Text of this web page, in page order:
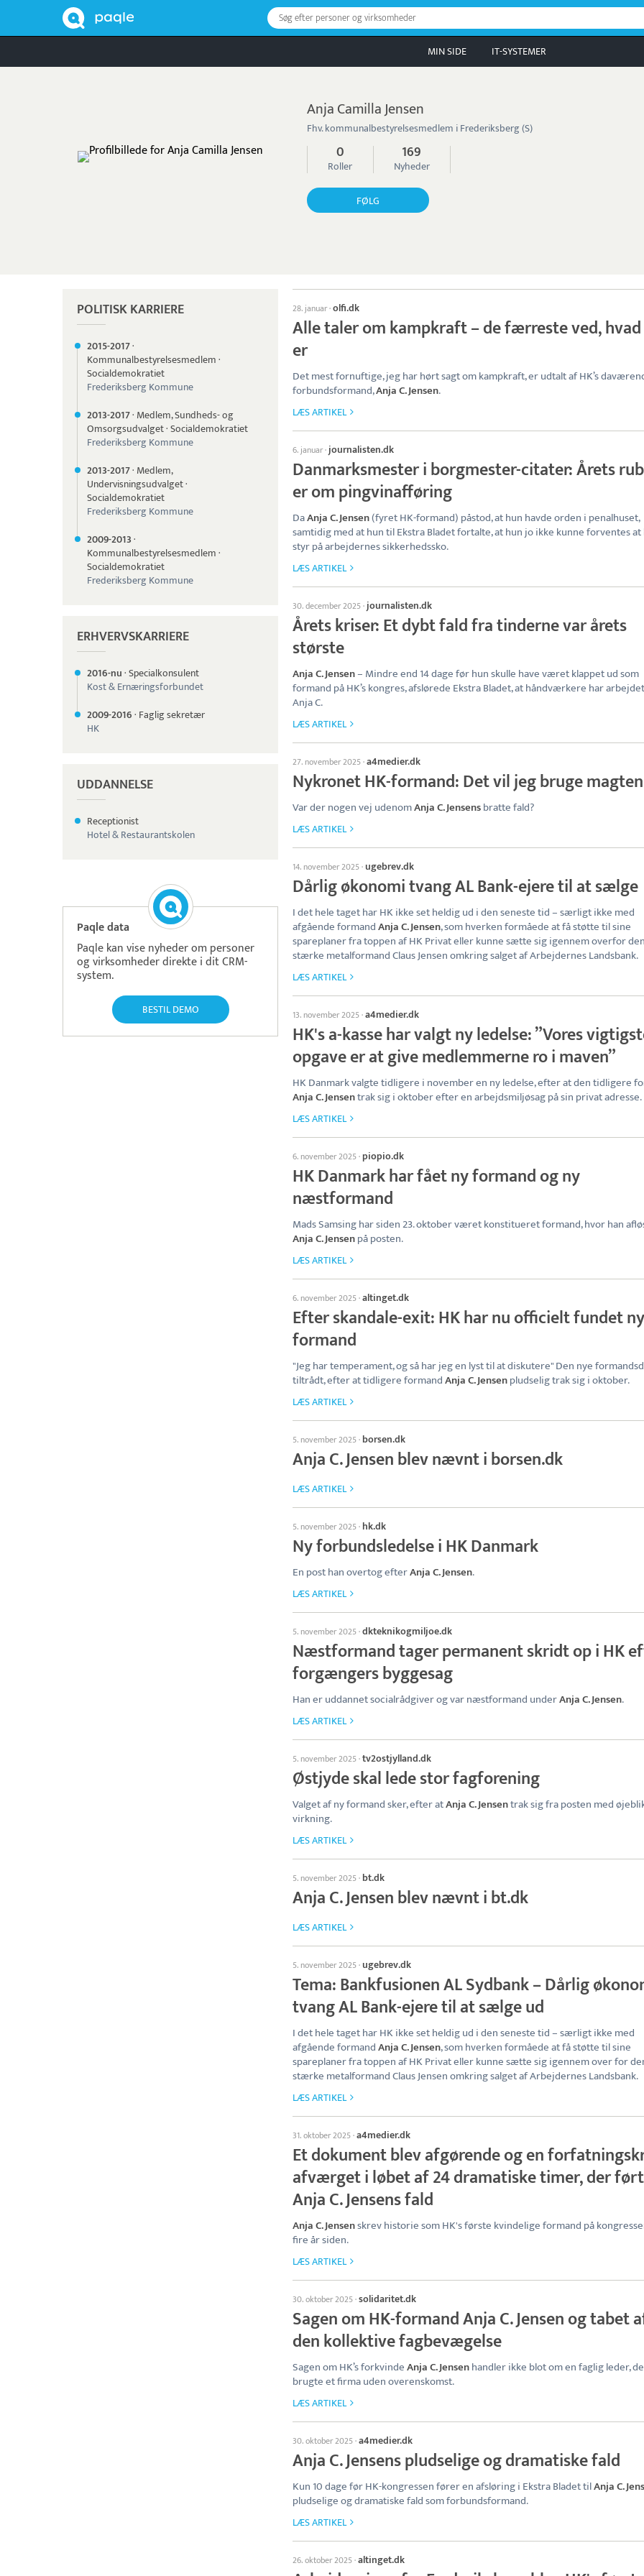
Søg efter personer og virksomheder
MIN SIDE IT-SYSTEMER
Anja Camilla Jensen
Fhv. kommunalbestyrelsesmedlem i Frederiksberg (S)
0
Roller
169
Nyheder
FØLG
POLITISK KARRIERE
2015-2017·
Kommunalbestyrelsesmedlem·
Socialdemokratiet
Frederiksberg Kommune
2013-2017· Medlem, Sundheds- og
Omsorgsudvalget·Socialdemokratiet
Frederiksberg Kommune
2013-2017· Medlem,
Undervisningsudvalget·
Socialdemokratiet
Frederiksberg Kommune
2009-2013·
Kommunalbestyrelsesmedlem·
Socialdemokratiet
Frederiksberg Kommune
ERHVERVSKARRIERE
2016-nu·Specialkonsulent
Kost & Ernæringsforbundet
2009-2016· Faglig sekretær
HK
UDDANNELSE
Receptionist
Hotel & Restaurantskolen
Paqle data
Paqle kan vise nyheder om personer
og virksomheder direkte i dit CRM-
system.
BESTIL DEMO
28. januar·olfi.dk
Alle taler om kampkraft – de færreste ved,
er
Det mest fornuftige, jeg har hørt sagt om kampkraft, er udtalt af HK’s
forbundsformand,Anja C. Jensen.
LÆS ARTIKEL
6. januar·journalisten.dk
Danmarksmester i borgmester-citater: Årets
er om pingvinafføring
DaAnja C. Jensen(fyret HK-formand) påstod, at hun havde orden i penalhuset,
samtidig med at hun til Ekstra Bladet fortalte, at hun jo ikke kunne forventes at
styr på arbejdernes sikkerhedssko.
LÆS ARTIKEL
30. december 2025·journalisten.dk
Årets kriser: Et dybt fald fra tinderne var årets
største
Anja C. Jensen– Mindre end 14 dage før hun skulle have været klappet ud som
formand på HK’s kongres, afslørede Ekstra Bladet, at håndværkere har
Anja C.
LÆS ARTIKEL
27. november 2025·a4medier.dk
Nykronet HK-formand: Det vil jeg bruge
Var der nogen vej udenomAnja C. Jensensbratte fald?
LÆS ARTIKEL
14. november 2025· ugebrev.dk
Dårlig økonomi tvang AL Bank-ejere til at sælge
I det hele taget har HK ikke set heldig ud i den seneste tid – særligt ikke med
afgående formandAnja C. Jensen, som hverken formåede at få støtte til sine
spareplaner fra toppen af HK Privat eller kunne sætte sig igennem overfor den
stærke metalformand Claus Jensen omkring salget af Arbejdernes Landsbank.
LÆS ARTIKEL
13. november 2025·a4medier.dk
HK's a-kasse har valgt ny ledelse: ”Vores
opgave er at give medlemmerne ro i maven”
HK Danmark valgte tidligere i november en ny ledelse, efter at den tidligere
Anja C. Jensentrak sig i oktober efter en arbejdsmiljøsag på sin privat adresse.
LÆS ARTIKEL
6. november 2025·piopio.dk
HK Danmark har fået ny formand og ny
næstformand
Mads Samsing har siden 23. oktober været konstitueret formand, hvor han
Anja C. Jensenpå posten.
LÆS ARTIKEL
6. november 2025·altinget.dk
Efter skandale-exit: HK har nu officielt fundet ny
formand
"Jeg har temperament, og så har jeg en lyst til at diskutere" Den nye
tiltrådt, efter at tidligere formandAnja C. Jensenpludselig trak sig i oktober.
LÆS ARTIKEL
5. november 2025· borsen.dk
Anja C. Jensen blev nævnt i borsen.dk
LÆS ARTIKEL
5. november 2025· hk.dk
Ny forbundsledelse i HK Danmark
En post han overtog efterAnja C. Jensen.
LÆS ARTIKEL
5. november 2025·dkteknikogmiljoe.dk
Næstformand tager permanent skridt op i HK
forgængers byggesag
Han er uddannet socialrådgiver og var næstformand underAnja C. Jensen.
LÆS ARTIKEL
5. november 2025·tv2ostjylland.dk
Østjyde skal lede stor fagforening
Valget af ny formand sker, efter atAnja C. Jensentrak sig fra posten med
virkning.
LÆS ARTIKEL
5. november 2025· bt.dk
Anja C. Jensen blev nævnt i bt.dk
LÆS ARTIKEL
5. november 2025· ugebrev.dk
Tema: Bankfusionen AL Sydbank – Dårlig
tvang AL Bank-ejere til at sælge ud
I det hele taget har HK ikke set heldig ud i den seneste tid – særligt ikke med
afgående formandAnja C. Jensen, som hverken formåede at få støtte til sine
spareplaner fra toppen af HK Privat eller kunne sætte sig igennem over for
stærke metalformand Claus Jensen omkring salget af Arbejdernes Landsbank.
LÆS ARTIKEL
31. oktober 2025·a4medier.dk
Et dokument blev afgørende og en
afværget i løbet af 24 dramatiske timer, der
Anja C. Jensens fald
Anja C. Jensenskrev historie som HK's første kvindelige formand på
fire år siden.
LÆS ARTIKEL
30. oktober 2025·solidaritet.dk
Sagen om HK-formand Anja C. Jensen og tabet
den kollektive fagbevægelse
Sagen om HK’s forkvindeAnja C. Jensenhandler ikke blot om en faglig leder,
brugte et firma uden overenskomst.
LÆS ARTIKEL
30. oktober 2025·a4medier.dk
Anja C. Jensens pludselige og dramatiske fald
Kun 10 dage før HK-kongressen fører en afsløring i Ekstra Bladet tilAnja C.
pludselige og dramatiske fald som forbundsformand.
LÆS ARTIKEL
26. oktober 2025·altinget.dk